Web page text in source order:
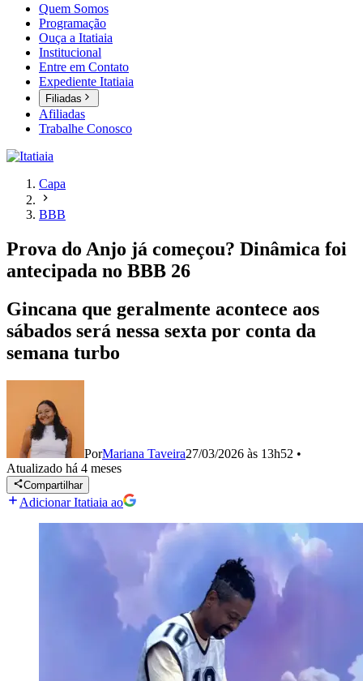
Quem Somos
Programação
Ouça a Itatiaia
Institucional
Entre em Contato
Expediente Itatiaia
Filiadas
Afiliadas
Trabalhe Conosco
Capa
BBB
Prova do Anjo já começou? Dinâmica foi
antecipada no BBB 26
Gincana que geralmente acontece aos
sábados será nessa sexta por conta da
semana turbo
PorMariana Taveira27/03/2026 às 13h52 •
Atualizado há 4 meses
Compartilhar
Adicionar Itatiaia ao